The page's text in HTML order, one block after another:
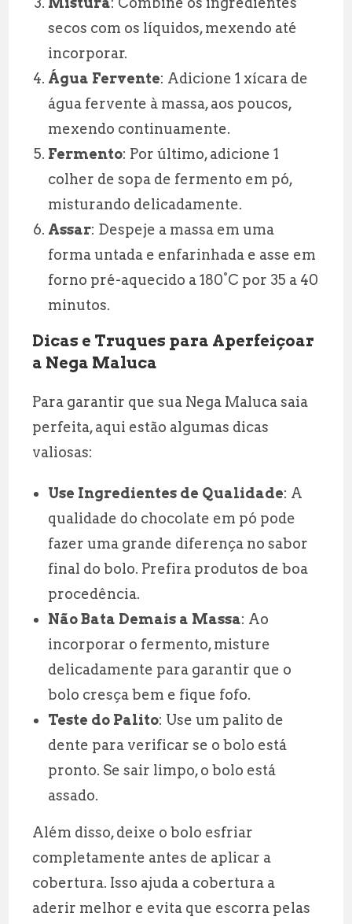
secos com os líquidos, mexendo até
incorporar.
Água Fervente: Adicione 1 xícara de
água fervente à massa, aos poucos,
mexendo continuamente.
Fermento: Por último, adicione 1
colher de sopa de fermento em pó,
misturando delicadamente.
Assar: Despeje a massa em uma
forma untada e enfarinhada e asse em
forno pré-aquecido a 180°C por 35 a 40
minutos.
Dicas e Truques para Aperfeiçoar
a Nega Maluca
Para garantir que sua Nega Maluca saia
perfeita, aqui estão algumas dicas
valiosas:
Use Ingredientes de Qualidade: A
qualidade do chocolate em pó pode
fazer uma grande diferença no sabor
final do bolo. Prefira produtos de boa
procedência.
Não Bata Demais a Massa: Ao
incorporar o fermento, misture
delicadamente para garantir que o
bolo cresça bem e fique fofo.
Teste do Palito: Use um palito de
dente para verificar se o bolo está
pronto. Se sair limpo, o bolo está
assado.
Além disso, deixe o bolo esfriar
completamente antes de aplicar a
cobertura. Isso ajuda a cobertura a
aderir melhor e evita que escorra pelas